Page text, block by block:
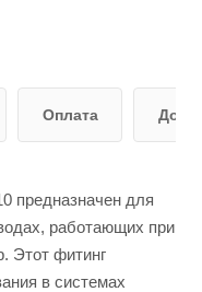
Оплата
предназначен для
работающих при
Этот фитинг
в системах